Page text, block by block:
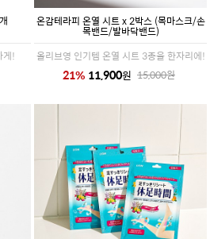
게!
온감테라피 온열 시트 x 2박스 (목마스크/손
목밴드/발바닥밴드)
올리브영 인기템 온열 시트 3종을 한자리에!
21% 11,900원 15,000원